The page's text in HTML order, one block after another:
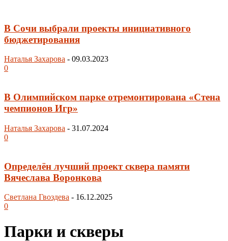
В Сочи выбрали проекты инициативного
бюджетирования
Наталья Захарова - 09.03.2023
0
В Олимпийском парке отремонтирована «Стена
чемпионов Игр»
Наталья Захарова - 31.07.2024
0
Определён лучший проект сквера памяти
Вячеслава Воронкова
Светлана Гвоздева - 16.12.2025
0
Парки и скверы